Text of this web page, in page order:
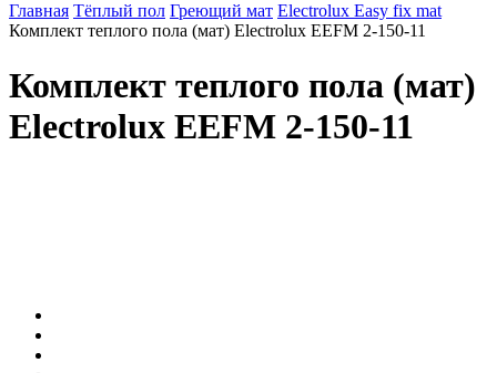
Главная Тёплый пол Греющий мат Electrolux Easy fix mat
Комплект теплого пола (мат) Electrolux EEFM 2-150-11
Комплект теплого пола (мат)
Electrolux EEFM 2-150-11